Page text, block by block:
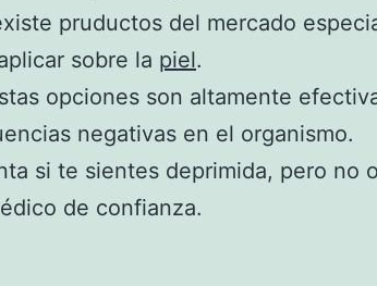
pruductos del mercado
sobre la piel.
opciones son altamente
negativas en el organismo.
si te sientes deprimida, pero no
de confianza.